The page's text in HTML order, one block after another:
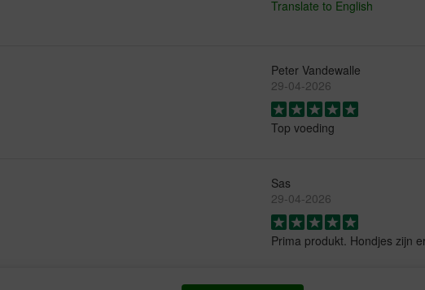
Translate to English
Peter Vandewalle
29-04-2026
Top voeding
Sas
29-04-2026
Prima produkt. Hondjes zijn